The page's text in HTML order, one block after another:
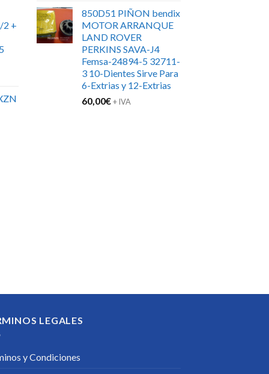
2 +
850D51 PIÑON bendix
MOTOR ARRANQUE
LAND ROVER
PERKINS SAVA-J4
Femsa-24894-5 32711-
3 10-Dientes Sirve Para
6-Extrias y 12-Extrias
60,00€+ IVA
LEGALES
y Condiciones